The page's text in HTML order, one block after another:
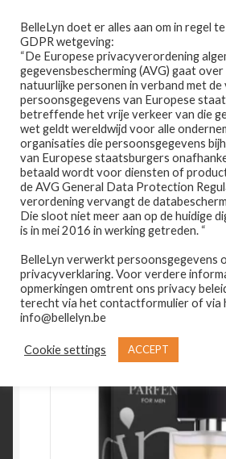
door
naar
navigatie
naar
de
inhoud
Home
Afspraak maken
Prijslijst
Winkel
Contact
Wie is Belle-Lyn ?
Home PRODUCTEN GETAGGED
invinctus
Enig resultaat
BelleLyn doet er alles aan om in regel
GDPR wetgeving:
“De Europese privacyverordening
gegevensbescherming (AVG) gaat over
natuurlijke personen in verband met
persoonsgegevens van Europese
betreffende het vrije verkeer van die
wet geldt wereldwijd voor alle
organisaties die persoonsgegevens
van Europese staatsburgers
betaald wordt voor diensten of
de AVG General Data Protection
verordening vervangt de
Die sloot niet meer aan op de huidige
is in mei 2016 in werking getreden. “
BelleLyn verwerkt persoonsgegevens
privacyverklaring. Voor verdere
opmerkingen omtrent ons privacy
terecht via het contactformulier of via
info@bellelyn.be
Cookie settings ACCEPT